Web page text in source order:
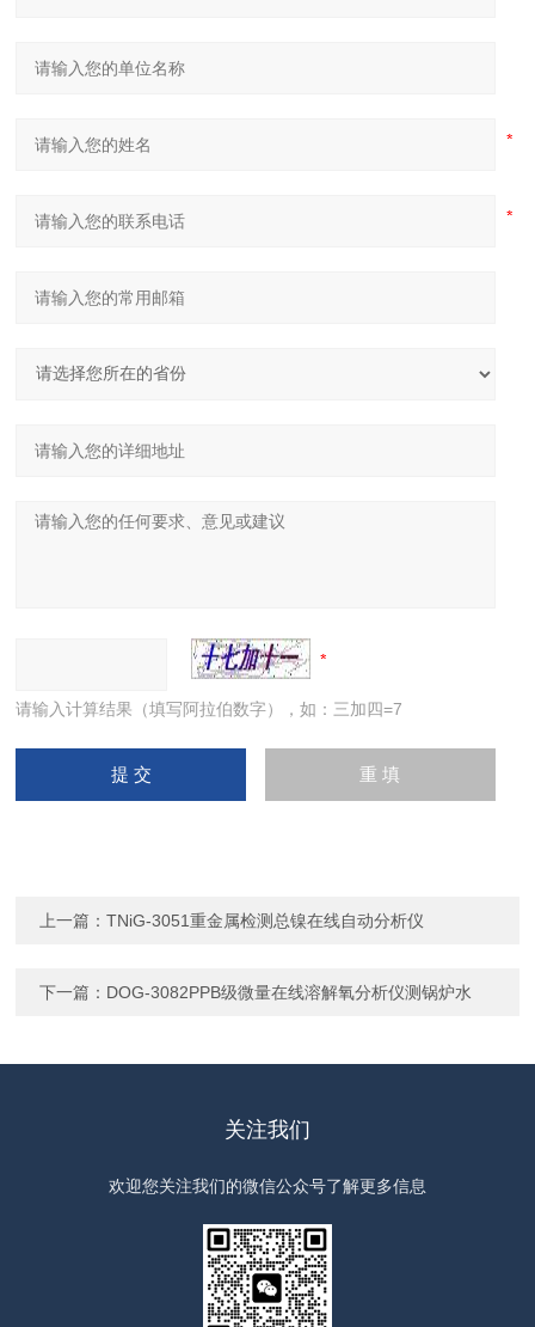
请输入计算结果（填写阿拉伯数字），如：三加四=7
上一篇：TNiG-3051重金属检测总镍在线自动分析仪
下一篇： DOG-3082PPB级微量在线溶解氧分析仪测锅炉水
关注我们
欢迎您关注我们的微信公众号了解更多信息